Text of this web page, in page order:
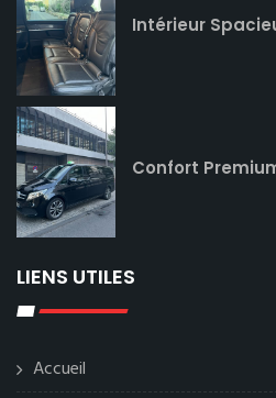
Intérieur
Confort
LIENS UTILES
Accueil